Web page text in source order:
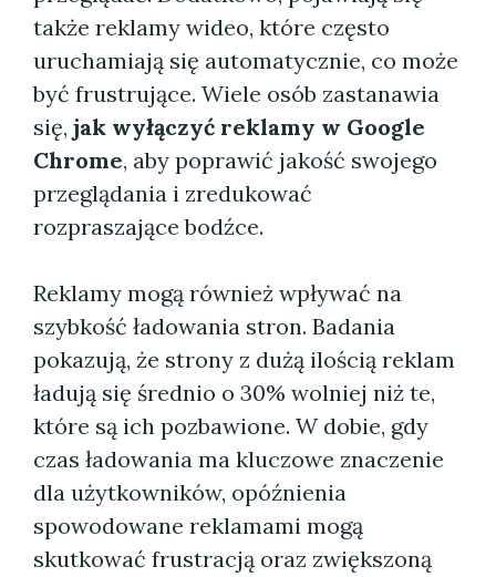
także reklamy wideo, które często
uruchamiają się automatycznie, co może
być frustrujące. Wiele osób zastanawia
się, jak wyłączyć reklamy w Google
Chrome, aby poprawić jakość swojego
przeglądania i zredukować
rozpraszające bodźce.
Reklamy mogą również wpływać na
szybkość ładowania stron. Badania
pokazują, że strony z dużą ilością reklam
ładują się średnio o 30% wolniej niż te,
które są ich pozbawione. W dobie, gdy
czas ładowania ma kluczowe znaczenie
dla użytkowników, opóźnienia
spowodowane reklamami mogą
skutkować frustracją oraz zwiększoną